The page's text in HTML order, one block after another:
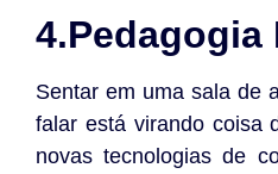
4.Pedagogia
Sentar em uma sala de
falar está virando coisa
novas tecnologias de